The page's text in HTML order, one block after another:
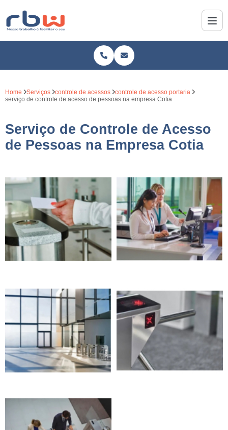
Home Serviços controle de acessos
controle de acesso portaria
serviço de controle de acesso de pessoas na empresa Cotia
Serviço de Controle de Acesso
de Pessoas na Empresa Cotia